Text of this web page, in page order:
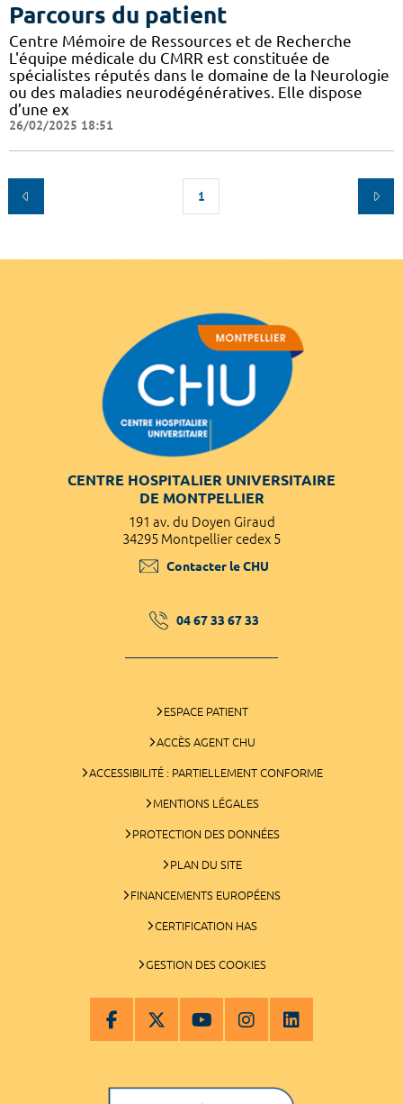
Parcours du patient
Centre Mémoire de Ressources et de Recherche
L'équipe médicale du CMRR est constituée de
spécialistes réputés dans le domaine de la Neurologie
ou des maladies neurodégénératives. Elle dispose
d’une ex
26/02/2025 18:51
1
CENTRE HOSPITALIER UNIVERSITAIRE
DE MONTPELLIER
191 av. du Doyen Giraud
34295 Montpellier cedex 5
Contacter le CHU
04 67 33 67 33
ESPACE PATIENT
ACCÈS AGENT CHU
ACCESSIBILITÉ : PARTIELLEMENT CONFORME
MENTIONS LÉGALES
PROTECTION DES DONNÉES
PLAN DU SITE
FINANCEMENTS EUROPÉENS
CERTIFICATION HAS
GESTION DES COOKIES